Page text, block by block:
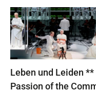
Leben und Leiden **
Passion of the